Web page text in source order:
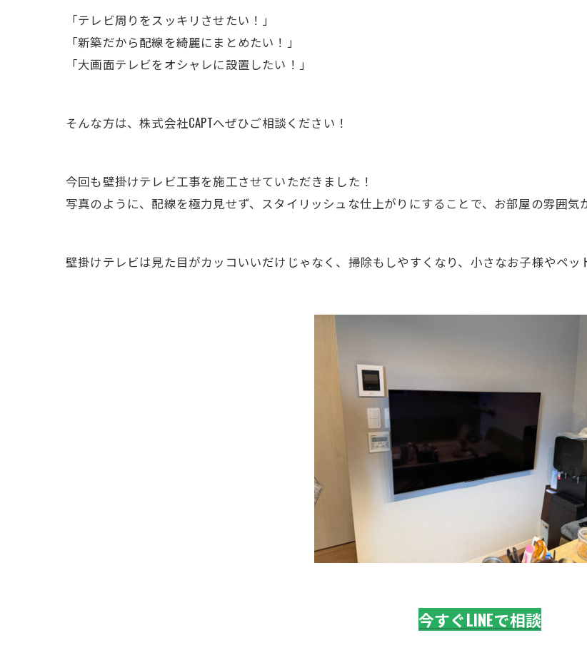
「テレビ周りをスッキリさせたい！」
「新築だから配線を綺麗にまとめたい！」
「大画面テレビをオシャレに設置したい！」
そんな方は、株式会社CAPTへぜひご相談ください！
今回も壁掛けテレビ工事を施工させていただきました！
写真のように、配線を極力見せず、スタイリッシュな仕上がりにすることで、お部屋の雰囲
壁掛けテレビは見た目がカッコいいだけじゃなく、掃除もしやすくなり、小さなお子様やペッ
今すぐLINEで相談